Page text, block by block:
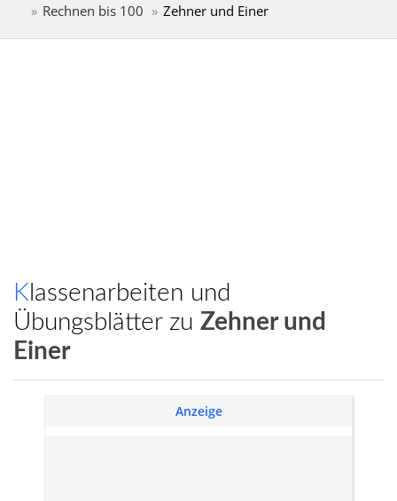
Rechnen bis 100
Zehner und Einer
Klassenarbeiten und
Übungsblätter zu Zehner und
Einer
Anzeige